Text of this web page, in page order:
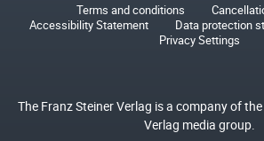
Terms and conditions
Accessibility Statement
Data protection
Privacy Settings
The Franz Steiner Verlag is a company of
Verlag media group.